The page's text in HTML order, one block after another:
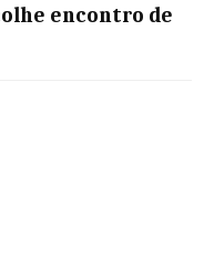
encontro de